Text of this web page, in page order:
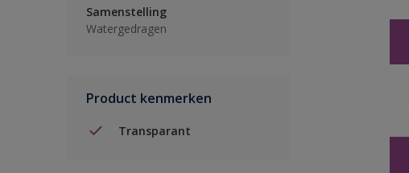
Samenstelling
Watergedragen
Product kenmerken
Transparant